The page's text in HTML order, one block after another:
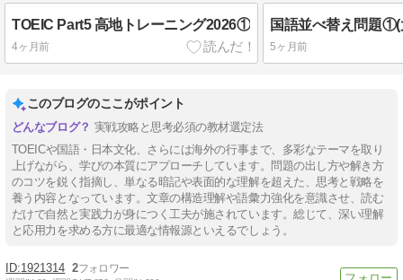
TOEIC Part5 高地トレーニング2026①
4ヶ月前 5ヶ月前
このブログのここがポイント
実戦攻略と思考必須の教材選定法
TOEICや国語・日本文化、さらには海外の行事まで、多彩なテーマを取り
上げながら、学びの本質にアプローチしています。問題の出し方や解き方
のコツを鋭く指摘し、単なる暗記や表面的な理解を超えた、思考と戦略を
養う内容となっています。文章の構造理解や語彙力強化を意識させ、読む
だけで自然と実践力が身につく工夫が施されています。総じて、深い理解
と応用力を求める方に最適な情報源といえるでしょう。
1921314 2